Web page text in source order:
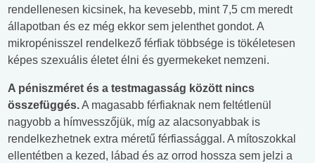
rendellenesen kicsinek, ha kevesebb, mint 7,5 cm meredt
állapotban és ez még ekkor sem jelenthet gondot. A
mikropénisszel rendelkező férfiak többsége is tökéletesen
képes szexuális életet élni és gyermekeket nemzeni.
A péniszméret és a testmagasság között nincs
összefüggés.A magasabb férfiaknak nem feltétlenül
nagyobb a hímvesszőjük, míg az alacsonyabbak is
rendelkezhetnek extra méretű férfiassággal. A mítoszokkal
ellentétben a kezed, lábad és az orrod hossza sem jelzi a